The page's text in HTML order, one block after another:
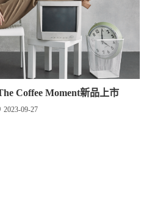
Coffee Moment新品上市
2023-09-27